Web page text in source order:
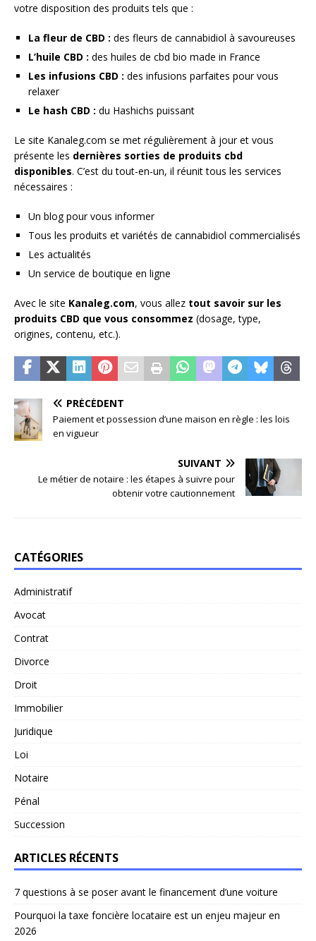
votre disposition des produits tels que :
La fleur de CBD : des fleurs de cannabidiol à savoureuses
L’huile CBD : des huiles de cbd bio made in France
Les infusions CBD : des infusions parfaites pour vous
relaxer
Le hash CBD : du Hashichs puissant
Le site Kanaleg.com se met régulièrement à jour et vous
présente les dernières sorties de produits cbd
disponibles. C’est du tout-en-un, il réunit tous les services
nécessaires :
Un blog pour vous informer
Tous les produits et variétés de cannabidiol commercialisés
Les actualités
Un service de boutique en ligne
Avec le site Kanaleg.com, vous allez tout savoir sur les
produits CBD que vous consommez (dosage, type,
origines, contenu, etc.).
PRÉCÉDENT
Paiement et possession d’une maison en règle : les lois
en vigueur
SUIVANT
Le métier de notaire : les étapes à suivre pour
obtenir votre cautionnement
CATÉGORIES
Administratif
Avocat
Contrat
Divorce
Droit
Immobilier
Juridique
Loi
Notaire
Pénal
Succession
ARTICLES RÉCENTS
7 questions à se poser avant le financement d’une voiture
Pourquoi la taxe foncière locataire est un enjeu majeur en
2026